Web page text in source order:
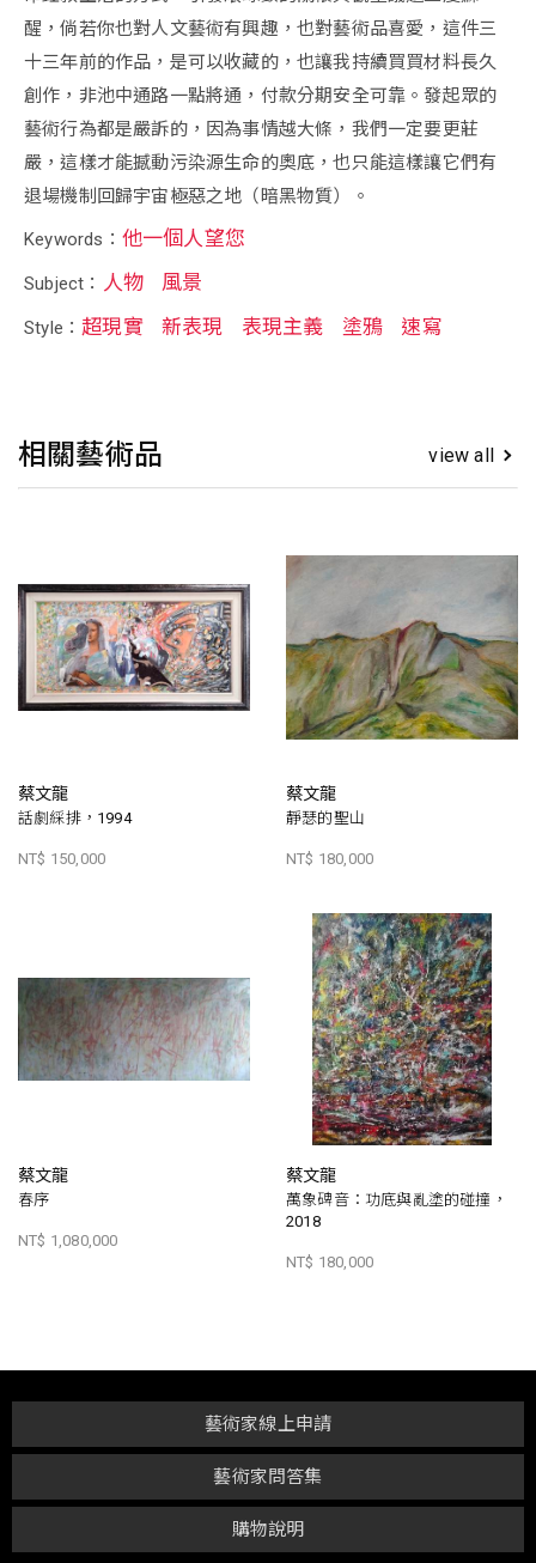
醒，倘若你也對人文藝術有興趣，也對藝術品喜愛，這件三
十三年前的作品，是可以收藏的，也讓我持續買買材料長久
創作，非池中通路一點將通，付款分期安全可靠。發起眾的
藝術行為都是嚴訴的，因為事情越大條，我們一定要更莊
嚴，這樣才能撼動污染源生命的奧底，也只能這樣讓它們有
退場機制回歸宇宙極惡之地（暗黑物質）。
Keywords： 他一個人望您
Subject： 人物 風景
Style：超現實 新表現 表現主義 塗鴉 速寫
相關藝術品 view all
蔡文龍
話劇綵排，1994
NT$ 150,000
蔡文龍
靜瑟的聖山
NT$ 180,000
蔡文龍
春序
NT$ 1,080,000
蔡文龍
萬象碑音：功底與亂塗的碰撞，
2018
NT$ 180,000
購物說明
藝術家問答集
藝術家線上申請